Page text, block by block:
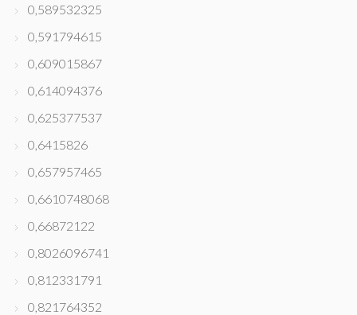
0,589532325
0,591794615
0,609015867
0,614094376
0,625377537
0,6415826
0,657957465
0,6610748068
0,66872122
0,8026096741
0,812331791
0,821764352